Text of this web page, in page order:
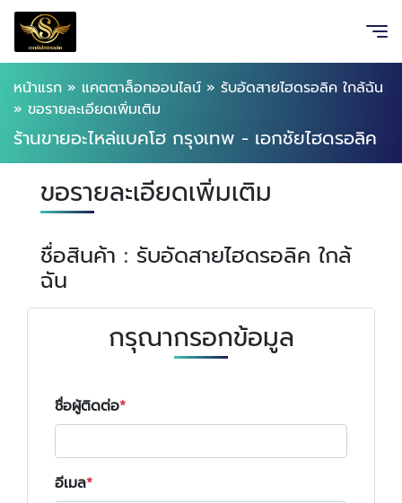
หน้าแรก » แคตตาล็อกออนไลน์ » รับอัดสายไฮดรอลิค ใกล้ฉัน
» ขอรายละเอียดเพิ่มเติม
ร้านขายอะไหล่แบคโฮ กรุงเทพ - เอกชัยไฮดรอลิค
ขอรายละเอียดเพิ่มเติม
ชื่อสินค้า : รับอัดสายไฮดรอลิค ใกล้
ฉัน
กรุณากรอกข้อมูล
ชื่อผู้ติดต่อ
อีเมล